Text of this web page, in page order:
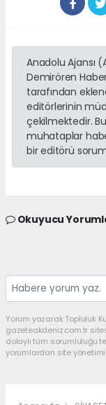
Anadolu Ajansı
Demirören
tarafından
editörlerinin
çekilmektedir.
muhataplar
bir editörü
Okuyucu
Yorum yazarak Topluluk
gazeteakdeniz.com.tr
dolaylı tüm sorumluluğu
yorumlardan site